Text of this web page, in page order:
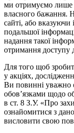
ми отримуємо лише
власного бажання.
сайті, або вказуючи
подальшої
надання такої
отримання доступу
Для того щоб
у акціях,
Ви повинні уважно
обов’язками щодо
в ст. 8 З.У. «Про
ознайомитися з
висловити свою